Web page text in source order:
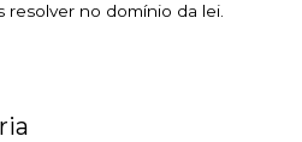
resolver no domínio da lei.